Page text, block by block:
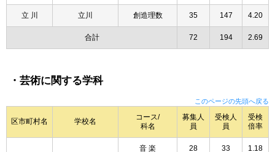
立 川 立川 創造理数 35 147 4.20
合計 72 194 2.69
・芸術に関する学科
このページの先頭へ戻る
区市町村名 学校名
コース/
科名
募集人
員
受検人
員
受検
倍率
音 楽 28 33 1.18